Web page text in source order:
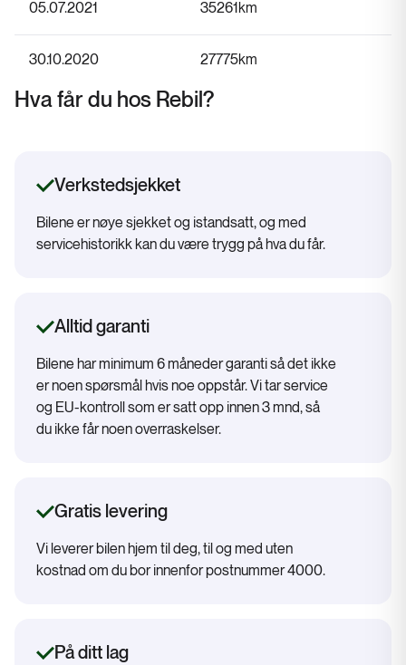
05.07.2021 35261 km
30.10.2020 27775km
Hva får du hos Rebil?
Verkstedsjekket
Bilene er nøye sjekket og istandsatt, og med
servicehistorikk kan du være trygg på hva du får.
Alltid garanti
Bilene har minimum 6 måneder garanti så det ikke
er noen spørsmål hvis noe oppstår. Vi tar service
og EU-kontroll som er satt opp innen 3 mnd, så
du ikke får noen overraskelser.
Gratis levering
Vi leverer bilen hjem til deg, til og med uten
kostnad om du bor innenfor postnummer 4000.
På ditt lag